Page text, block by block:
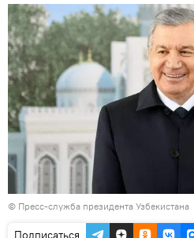
© Пресс-служба президента Узбекистана
Подписаться